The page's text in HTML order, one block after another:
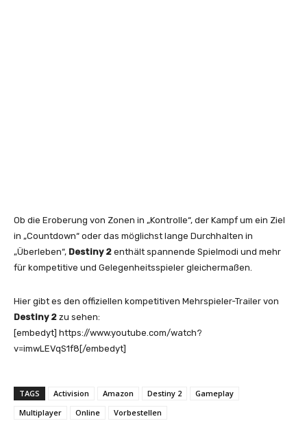
Ob die Eroberung von Zonen in „Kontrolle“, der Kampf um ein Ziel
in „Countdown“ oder das möglichst lange Durchhalten in
„Überleben“, Destiny 2 enthält spannende Spielmodi und mehr
für kompetitive und Gelegenheitsspieler gleichermaßen.
Hier gibt es den offiziellen kompetitiven Mehrspieler-Trailer von
Destiny 2 zu sehen:
[embedyt] https://www.youtube.com/watch?
v=imwLEVqS1f8[/embedyt]
TAGS Activision Amazon Destiny 2
Gameplay
Multiplayer
Online Vorbestellen